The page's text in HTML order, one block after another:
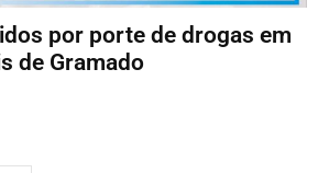
por porte de drogas em
de Gramado